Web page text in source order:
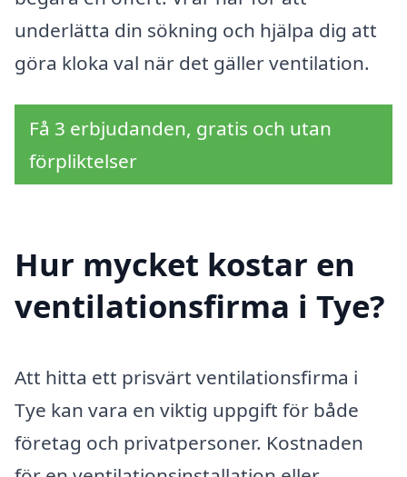
underlätta din sökning och hjälpa dig att
göra kloka val när det gäller ventilation.
Få 3 erbjudanden, gratis och utan
förpliktelser
Hur mycket kostar en
ventilationsfirma i Tye?
Att hitta ett prisvärt ventilationsfirma i
Tye kan vara en viktig uppgift för både
företag och privatpersoner. Kostnaden